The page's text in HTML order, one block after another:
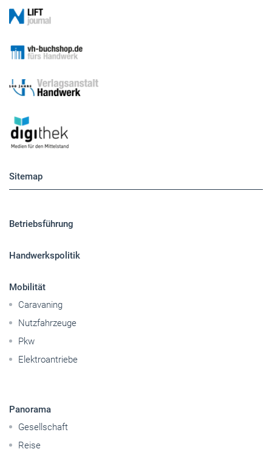
Sitemap
Betriebsführung
Handwerkspolitik
Mobilität
Caravaning
Nutzfahrzeuge
Pkw
Elektroantriebe
Panorama
Gesellschaft
Reise